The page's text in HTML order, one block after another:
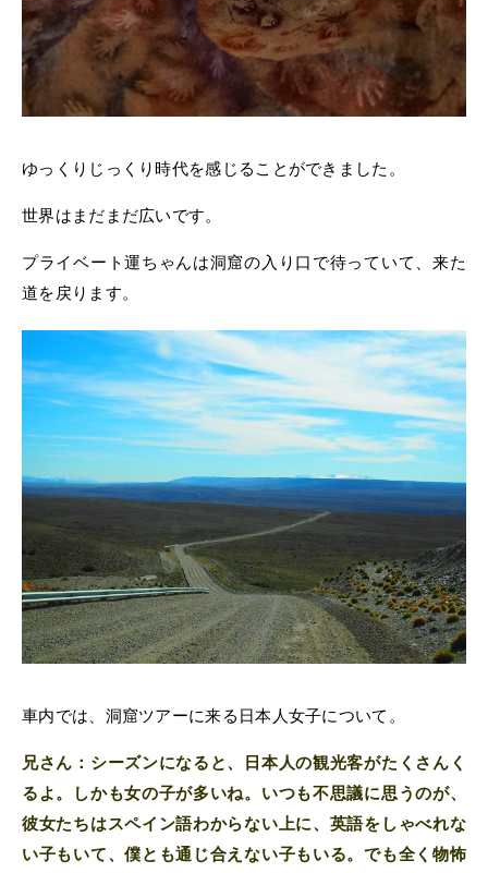
ゆっくりじっくり時代を感じることができました。
世界はまだまだ広いです。
プライベート運ちゃんは洞窟の入り口で待っていて、来た
道を戻ります。
車内では、洞窟ツアーに来る日本人女子について。
兄さん：シーズンになると、日本人の観光客がたくさんく
るよ。しかも女の子が多いね。いつも不思議に思うのが、
彼女たちはスペイン語わからない上に、英語をしゃべれな
い子もいて、僕とも通じ合えない子もいる。でも全く物怖